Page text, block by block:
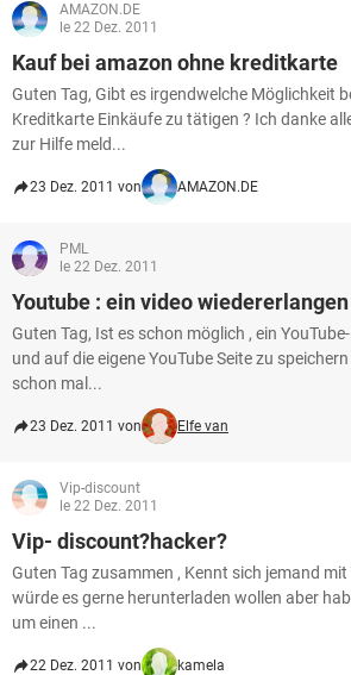
AMAZON.DE
le 22 Dez. 2011
Kauf bei amazon ohne kreditkarte
Guten Tag, Gibt es irgendwelche Möglichkeit
Kreditkarte Einkäufe zu tätigen ? Ich danke
zur Hilfe meld...
23 Dez. 2011 von AMAZON.DE
PML
le 22 Dez. 2011
Youtube : ein video wiedererlangen
Guten Tag, Ist es schon möglich , ein
und auf die eigene YouTube Seite zu
schon mal...
23 Dez. 2011 von Elfe van
Vip-discount
le 22 Dez. 2011
Vip- discount?hacker?
Guten Tag zusammen , Kennt sich jemand
würde es gerne herunterladen wollen aber
um einen ...
22 Dez. 2011 von kamela